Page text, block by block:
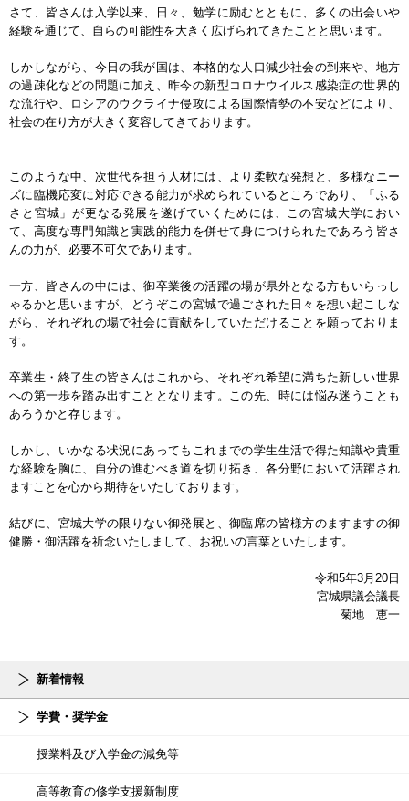
さて、皆さんは入学以来、日々、勉学に励むとともに、多くの出会いや
経験を通じて、自らの可能性を大きく広げられてきたことと思います。
しかしながら、今日の我が国は、本格的な人口減少社会の到来や、地方
の過疎化などの問題に加え、昨今の新型コロナウイルス感染症の世界的
な流行や、ロシアのウクライナ侵攻による国際情勢の不安などにより、
社会の在り方が大きく変容してきております。
このような中、次世代を担う人材には、より柔軟な発想と、多様なニー
ズに臨機応変に対応できる能力が求められているところであり、「ふる
さと宮城」が更なる発展を遂げていくためには、この宮城大学におい
て、高度な専門知識と実践的能力を併せて身につけられたであろう皆さ
んの力が、必要不可欠であります。
一方、皆さんの中には、御卒業後の活躍の場が県外となる方もいらっし
ゃるかと思いますが、どうぞこの宮城で過ごされた日々を想い起こしな
がら、それぞれの場で社会に貢献をしていただけることを願っておりま
す。
卒業生・終了生の皆さんはこれから、それぞれ希望に満ちた新しい世界
への第一歩を踏み出すこととなります。この先、時には悩み迷うことも
あろうかと存じます。
しかし、いかなる状況にあってもこれまでの学生生活で得た知識や貴重
な経験を胸に、自分の進むべき道を切り拓き、各分野において活躍され
ますことを心から期待をいたしております。
結びに、宮城大学の限りない御発展と、御臨席の皆様方のますますの御
健勝・御活躍を祈念いたしまして、お祝いの言葉といたします。
令和5年3月20日
宮城県議会議長
菊地 恵一
新着情報
学費・奨学金
授業料及び入学金の減免等
高等教育の修学支援新制度